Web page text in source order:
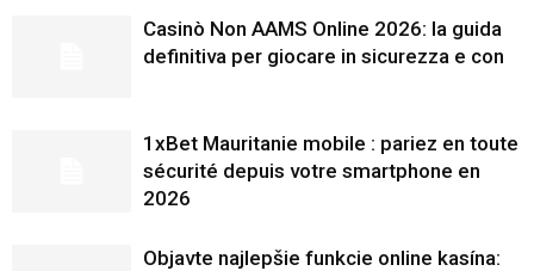
Casinò Non AAMS Online 2026: la guida
definitiva per giocare in sicurezza e con
1xBet Mauritanie mobile : pariez en toute
sécurité depuis votre smartphone en
2026
Objavte najlepšie funkcie online kasína: